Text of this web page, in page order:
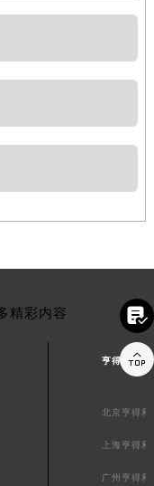
精彩内容
亨得利中国
北京亨得利
上海亨得
广州亨得利

